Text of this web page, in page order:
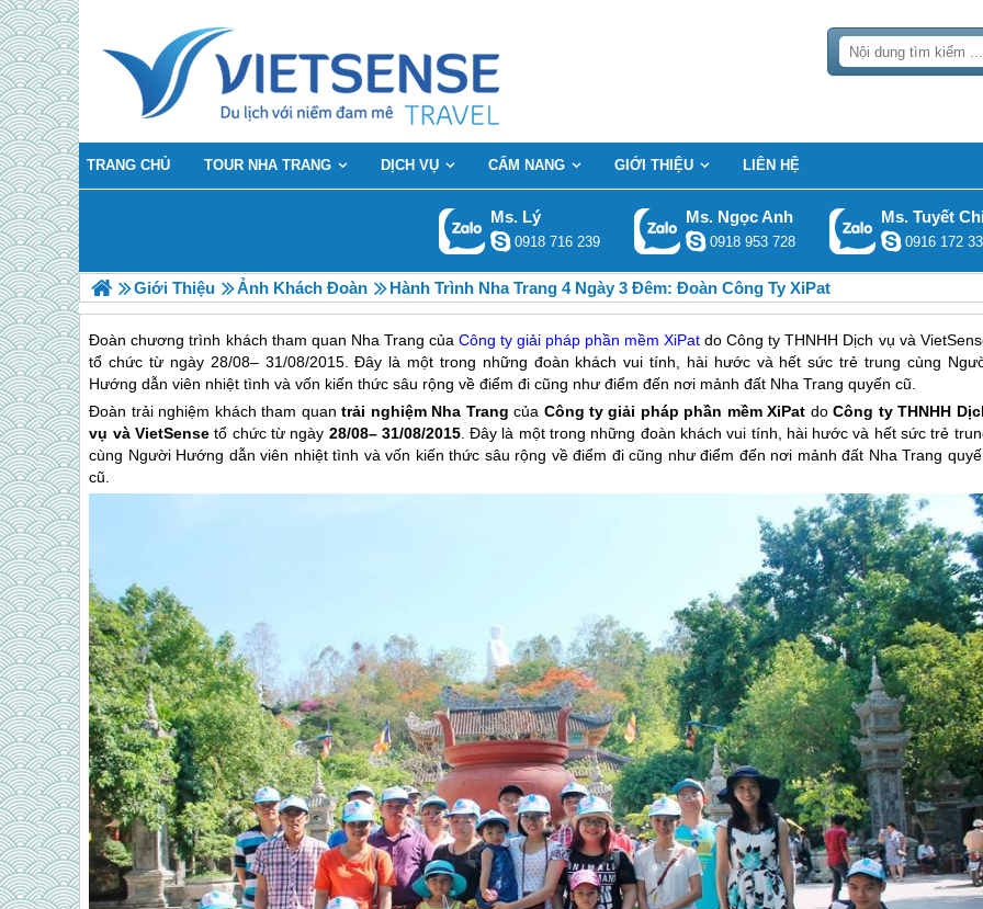
TRANG CHỦ TOUR NHA TRANG DỊCH VỤ CẨM NANG GIỚI THIỆU LIÊN HỆ
Ms. Lý
0918 716 239
Ms. Ngọc Anh
0918 953 728
Ms. Tuyết
0916 172
Giới Thiệu Ảnh Khách Đoàn Hành Trình Nha Trang 4 Ngày 3 Đêm: Đoàn Công Ty XiPat
Đoàn chương trình khách tham quan Nha Trang của Công ty giải pháp phần mềm XiPat do Công ty THNHH Dịch vụ và
tổ chức từ ngày 28/08– 31/08/2015. Đây là một trong những đoàn khách vui tính, hài hước và hết sức trẻ trung cùng
Hướng dẫn viên nhiệt tình và vốn kiến thức sâu rộng về điểm đi cũng như điểm đến nơi mảnh đất Nha Trang quyến cũ.
Đoàn trải nghiệm khách tham quantrải nghiệm Nha Trang của Công ty giải pháp phần mềm XiPat doCông ty THNHH
vụ và VietSensetổ chức từ ngày 28/08– 31/08/2015. Đây là một trong những đoàn khách vui tính, hài hước và hết sức trẻ
cùng Người Hướng dẫn viên nhiệt tình và vốn kiến thức sâu rộng về điểm đi cũng như điểm đến nơi mảnh đất Nha Trang
cũ.